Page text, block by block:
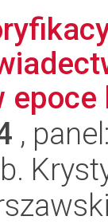
epoce
,